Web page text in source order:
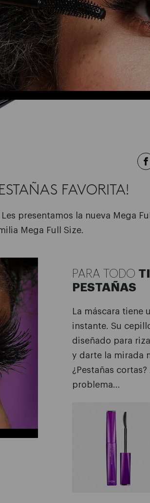
FAVORITA!
presentamos la nueva Mega
Mega Full Size.
PARA TODO
PESTAÑAS
La máscara tiene
instante. Su
diseñado para
y darte la mirada
¿Pestañas
problema…